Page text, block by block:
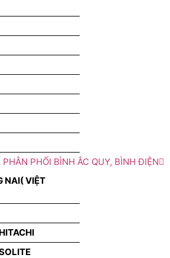
PHỐI BÌNH ẮC QUY, BÌNH ĐIỆN
NAI( VIỆT